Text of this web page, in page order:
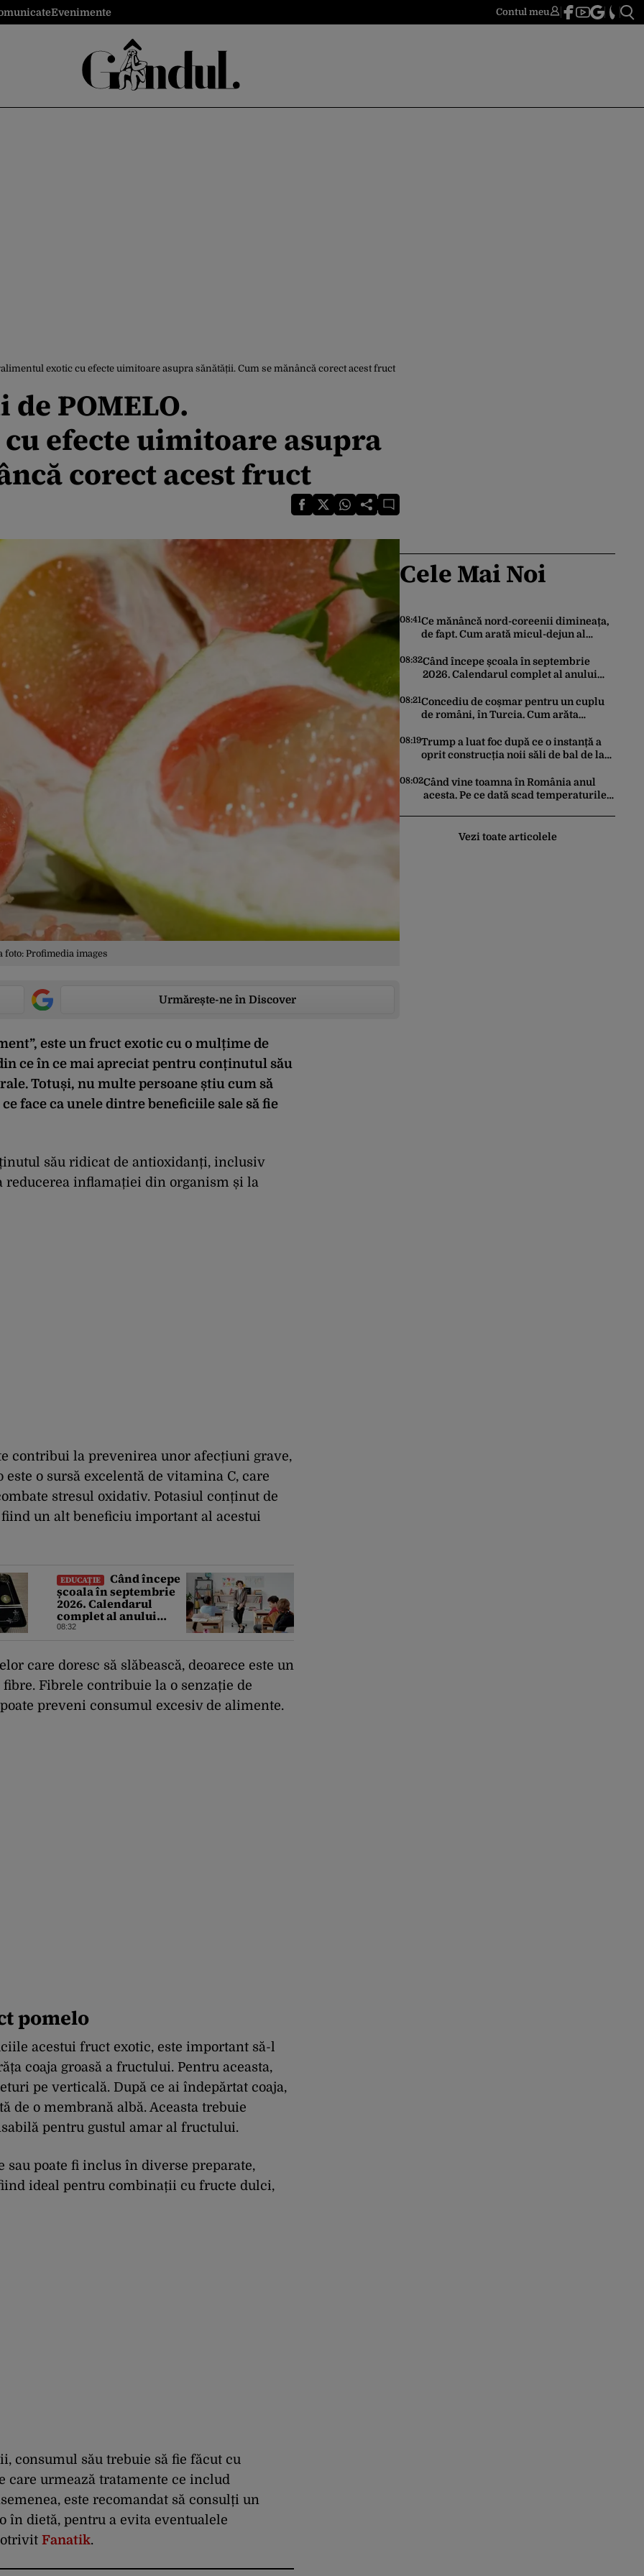
Evenimente Contul meu
exotic cu efecte uimitoare asupra sănătății. Cum se mănâncă corect acest fruct
POMELO.
efecte uimitoare asupra
corect acest fruct
foto: Profimedia images
Urmărește-ne în Discover
este un fruct exotic cu o mulțime de
ce în ce mai apreciat pentru conținutul său
Totuși, nu multe persoane știu cum să
face ca unele dintre beneficiile sale să fie
său ridicat de antioxidanți, inclusiv
reducerea inflamației din organism și la
contribui la prevenirea unor afecțiuni grave,
o sursă excelentă de vitamina C, care
stresul oxidativ. Potasiul conținut de
un alt beneficiu important al acestui
EDUCAȚIE
Când începe
școala în septembrie
2026. Calendarul
complet al anului
școlar 2026-2027
08:32
care doresc să slăbească, deoarece este un
Fibrele contribuie la o senzație de
preveni consumul excesiv de alimente.
pomelo
acestui fruct exotic, este important să-l
coaja groasă a fructului. Pentru aceasta,
pe verticală. După ce ai îndepărtat coaja,
de o membrană albă. Aceasta trebuie
pentru gustul amar al fructului.
sau poate fi inclus în diverse preparate,
ideal pentru combinații cu fructe dulci,
consumul său trebuie să fie făcut cu
care urmează tratamente ce includ
este recomandat să consulți un
în dietă, pentru a evita eventualele
Fanatik.
Cele Mai Noi
08:41Ce mănâncă nord-coreenii dimineața,
de fapt. Cum arată micul-dejun al
din Phenian
08:32Când începe școala în septembrie
2026. Calendarul complet al anului
08:21Concediu de coșmar pentru un cuplu
de români, în Turcia. Cum arăta
fost cazați
08:19Trump a luat foc după ce o instanță a
oprit construcția noii săli de bal de la
08:02Când vine toamna în România anul
acesta. Pe ce dată scad temperaturile
Vezi toate articolele